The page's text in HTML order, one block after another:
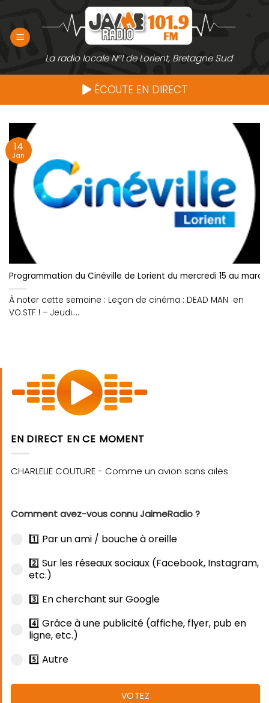
contenu
La radio locale N°1 de Lorient, Bretagne Sud
ÉCOUTE EN DIRECT
Programmation du Cinéville de Lorient du mercredi 15 au mardi
À noter cette semaine : Leçon de cinéma : DEAD MAN en
VO.STF ! – Jeudi....
14
Jan
EN DIRECT EN CE MOMENT
Comment avez-vous connu JaimeRadio ?
1️⃣ Par un ami / bouche à oreille
2️⃣ Sur les réseaux sociaux (Facebook, Instagram,
etc.)
3️⃣ En cherchant sur Google
4️⃣ Grâce à une publicité (affiche, flyer, pub en
ligne, etc.)
5️⃣ Autre
VOTEZ